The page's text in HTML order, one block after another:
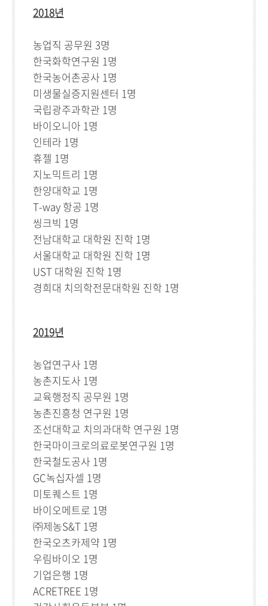
2018년
농업직 공무원 3명
한국화학연구원 1명
한국농어촌공사 1명
미생물실증지원센터 1명
국립광주과학관 1명
바이오니아 1명
인테라 1명
휴젤 1명
지노믹트리 1명
한양대학교 1명
T-way 항공 1명
씽크빅 1명
전남대학교 대학원 진학 1명
서울대학교 대학원 진학 1명
UST 대학원 진학 1명
경희대 치의학전문대학원 진학 1명
2019년
농업연구사 1명
농촌지도사 1명
교육행정직 공무원 1명
농촌진흥청 연구원 1명
조선대학교 치의과대학 연구원 1명
한국마이크로의료로봇연구원 1명
한국철도공사 1명
GC녹십자셀 1명
미토퀘스트 1명
바이오메트로 1명
㈜제농S&T 1명
한국오츠카제약 1명
우림바이오 1명
기업은행 1명
ACRETREE 1명